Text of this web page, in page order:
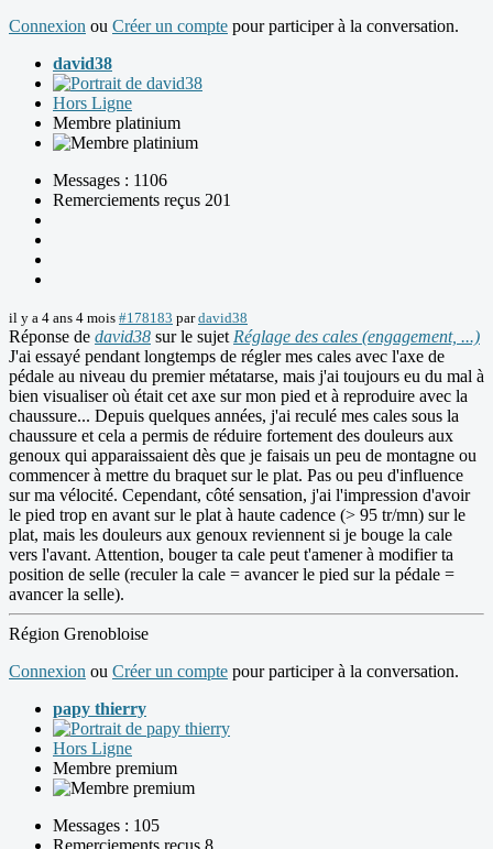
Connexion ou Créer un compte pour participer à la conversation.
david38
Hors Ligne
Membre platinium
Messages : 1106
Remerciements reçus 201
il y a 4 ans 4 mois #178183 pardavid38
Réponse de david38 sur le sujet Réglage des cales (engagement, ...)
J'ai essayé pendant longtemps de régler mes cales avec l'axe de
pédale au niveau du premier métatarse, mais j'ai toujours eu du mal à
bien visualiser où était cet axe sur mon pied et à reproduire avec la
chaussure... Depuis quelques années, j'ai reculé mes cales sous la
chaussure et cela a permis de réduire fortement des douleurs aux
genoux qui apparaissaient dès que je faisais un peu de montagne ou
commencer à mettre du braquet sur le plat. Pas ou peu d'influence
sur ma vélocité. Cependant, côté sensation, j'ai l'impression d'avoir
le pied trop en avant sur le plat à haute cadence (> 95 tr/mn) sur le
plat, mais les douleurs aux genoux reviennent si je bouge la cale
vers l'avant. Attention, bouger ta cale peut t'amener à modifier ta
position de selle (reculer la cale = avancer le pied sur la pédale =
avancer la selle).
Région Grenobloise
Connexion ou Créer un compte pour participer à la conversation.
papy thierry
Hors Ligne
Membre premium
Messages : 105